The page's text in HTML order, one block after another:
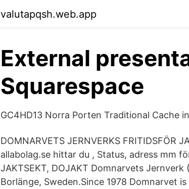
valutapqsh.web.app
External
Squarespace
GC4HD13 Norra Porten Traditional Cache
DOMNARVETS JERNVERKS FRITIDSFÖR
allabolag.se hittar du , Status, adress mm
JAKTSEKT, DOJAKT Domnarvets
Borlänge, Sweden.Since 1978 Domnarvet